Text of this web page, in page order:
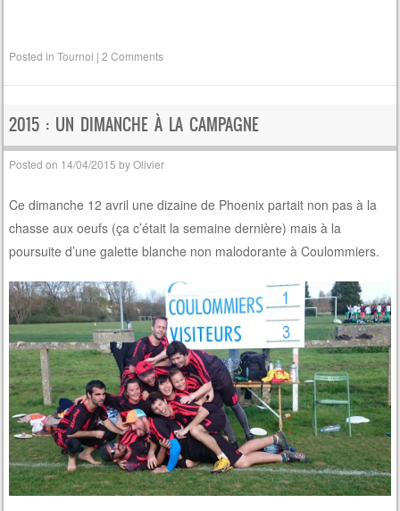
Posted inTournoi |2 Comments
2015 : UN DIMANCHE À LA CAMPAGNE
Posted on 14/04/2015 byOlivier
Ce dimanche 12 avril une dizaine de Phoenix partait non pas à la
chasse aux oeufs (ça c’était la semaine dernière) mais à la
poursuite d’une galette blanche non malodorante à Coulommiers.